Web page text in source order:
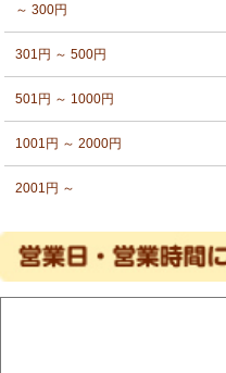
～ 300円
301円 ～ 500円
501円 ～ 1000円
1001円 ～ 2000円
2001円 ～